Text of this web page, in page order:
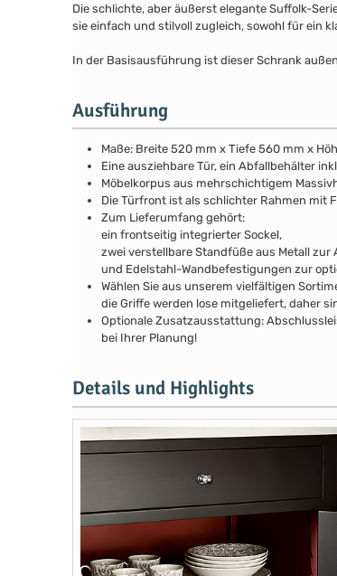
Die schlichte, aber äußerst elegante Suffolk-
sie einfach und stilvoll zugleich, sowohl für ein
In der Basisausführung ist dieser Schrank
Ausführung
Maße: Breite 520 mm x Tiefe 560 mm x
Eine ausziehbare Tür, ein Abfallbehälter
Möbelkorpus aus mehrschichtigem
Die Türfront ist als schlichter Rahmen mit
Zum Lieferumfang gehört:
ein frontseitig integrierter Sockel,
zwei verstellbare Standfüße aus Metall
und Edelstahl-Wandbefestigungen zur
Wählen Sie aus unserem vielfältigen
die Griffe werden lose mitgeliefert, daher
Optionale Zusatzausstattung:
bei Ihrer Planung!
Details und Highlights